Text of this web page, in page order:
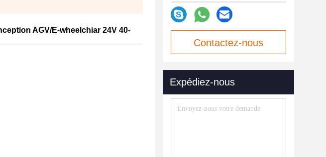
AGV/E-wheelchiar 24V 40-
Contactez-nous
Expédiez-nous